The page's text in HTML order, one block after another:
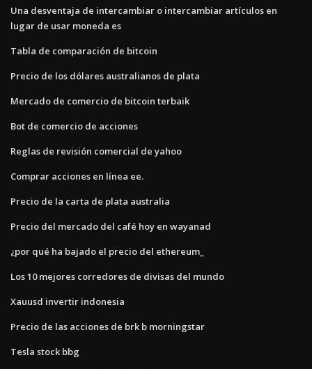
Una desventaja de intercambiar o intercambiar artículos en
lugar de usar moneda es
Tabla de comparación de bitcoin
Precio de los dólares australianos de plata
Mercado de comercio de bitcoin terbaik
Bot de comercio de acciones
Reglas de revisión comercial de yahoo
Comprar acciones en línea ee.
Precio de la carta de plata australia
Precio del mercado del café hoy en wayanad
¿por qué ha bajado el precio del ethereum_
Los 10 mejores corredores de divisas del mundo
Xauusd invertir indonesia
Precio de las acciones de brk b morningstar
Tesla stock bbg